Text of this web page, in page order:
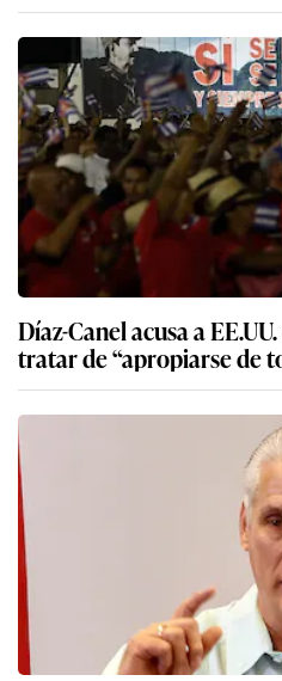
Díaz-Canel acusa a
tratar de “apropiarse de